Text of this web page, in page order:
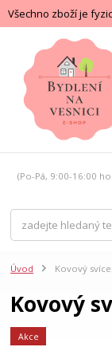
Všechno zboží je
(Po-Pá, 9:00-16:00
Úvod Kovový
Kovový
Akce